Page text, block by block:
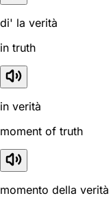
di' la verità
in truth
in verità
moment of truth
momento della verità